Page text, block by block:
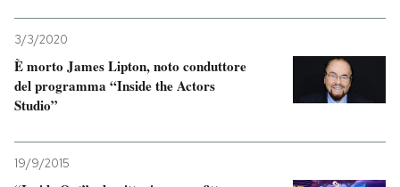
3/3/2020
È morto James Lipton, noto conduttore
del programma “Inside the Actors
Studio”
19/9/2015